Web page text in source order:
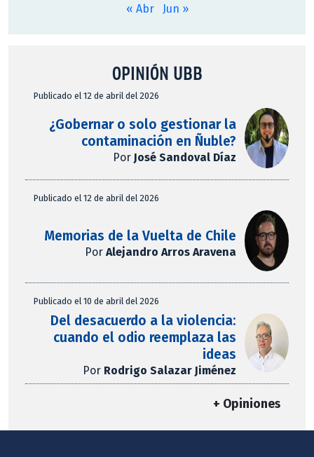
« Abr Jun »
OPINIÓN UBB
Publicado el 12 de abril del 2026
¿Gobernar o solo gestionar la
contaminación en Ñuble?
Por José Sandoval Díaz
Publicado el 12 de abril del 2026
Memorias de la Vuelta de Chile
PorAlejandro Arros Aravena
Publicado el 10 de abril del 2026
Del desacuerdo a la violencia:
cuando el odio reemplaza las
ideas
Por Rodrigo Salazar Jiménez
+ Opiniones